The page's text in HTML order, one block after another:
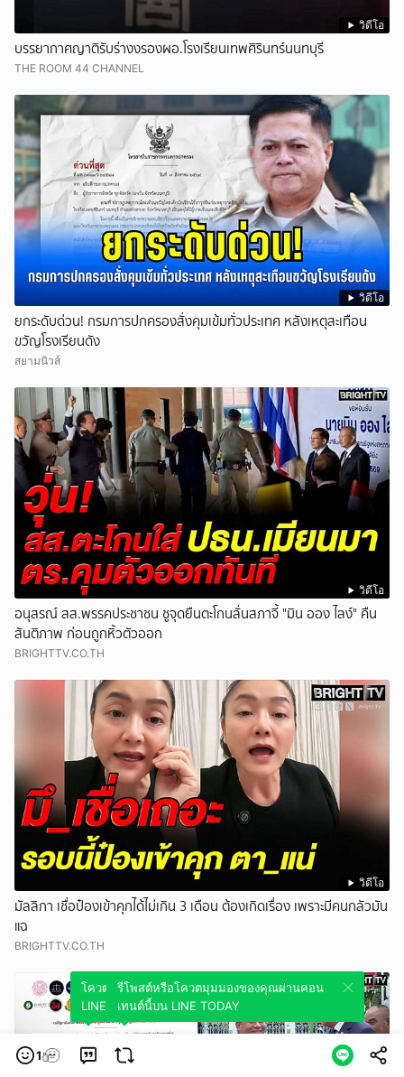
วิดีโอ
บรรยากาศญาติรับร่างงรองผอ.โรงเรียนเทพศิรินทร์นนทบุรี
THE ROOM 44 CHANNEL
วิดีโอ
ยกระดับด่วน! กรมการปกครองสั่งคุมเข้มทั่วประเทศ หลังเหตุสะเทือน
ขวัญโรงเรียนดัง
สยามนิวส์
วิดีโอ
อนุสรณ์ สส.พรรคประชาชน ชูจุดยืนตะโกนลั่นสภาจี้ "มิน ออง ไลง์" คืน
สันติภาพ ก่อนถูกหิ้วตัวออก
BRIGHTTV.CO.TH
วิดีโอ
มัลลิกา เชื่อป๋องเข้าคุกได้ไม่เกิน 3 เดือน ต้องเกิดเรื่อง เพราะมีคนกลัวมัน
แฉ
BRIGHTTV.CO.TH
1
โควตมุมมองของคุณผ่านคอนเทนต์นี้บน
LINE TODAY
รีโพสต์หรือโควตมุมมองของคุณผ่านคอน
เทนต์นี้บน LINE TODAY